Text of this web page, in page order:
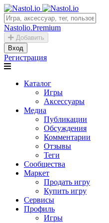
Nastolio.Premium
Добавить
Вход
Регистрация
Каталог
Игры
Аксессуары
Медиа
Публикации
Обсуждения
Комментарии
Отзывы
Теги
Сообщества
Маркет
Продать игру
Купить игру
Сервисы
Профиль
Игры